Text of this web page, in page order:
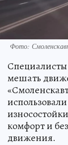
Фото:
мешать
комфорт и
движения.